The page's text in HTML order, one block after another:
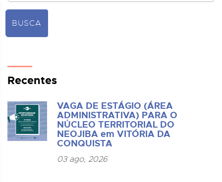
BUSCA
Recentes
VAGA DE ESTÁGIO (ÁREA
ADMINISTRATIVA) PARA O
NÚCLEO TERRITORIAL DO
NEOJIBA em VITÓRIA DA
CONQUISTA
03 ago, 2026